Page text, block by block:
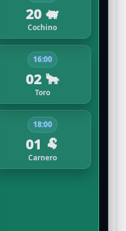
20 🐖
Cochino
16:00
02 🐂
Toro
18:00
01 🐏
Carnero